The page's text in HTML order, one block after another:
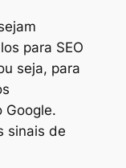
para SEO
seja, para
Google.
sinais de